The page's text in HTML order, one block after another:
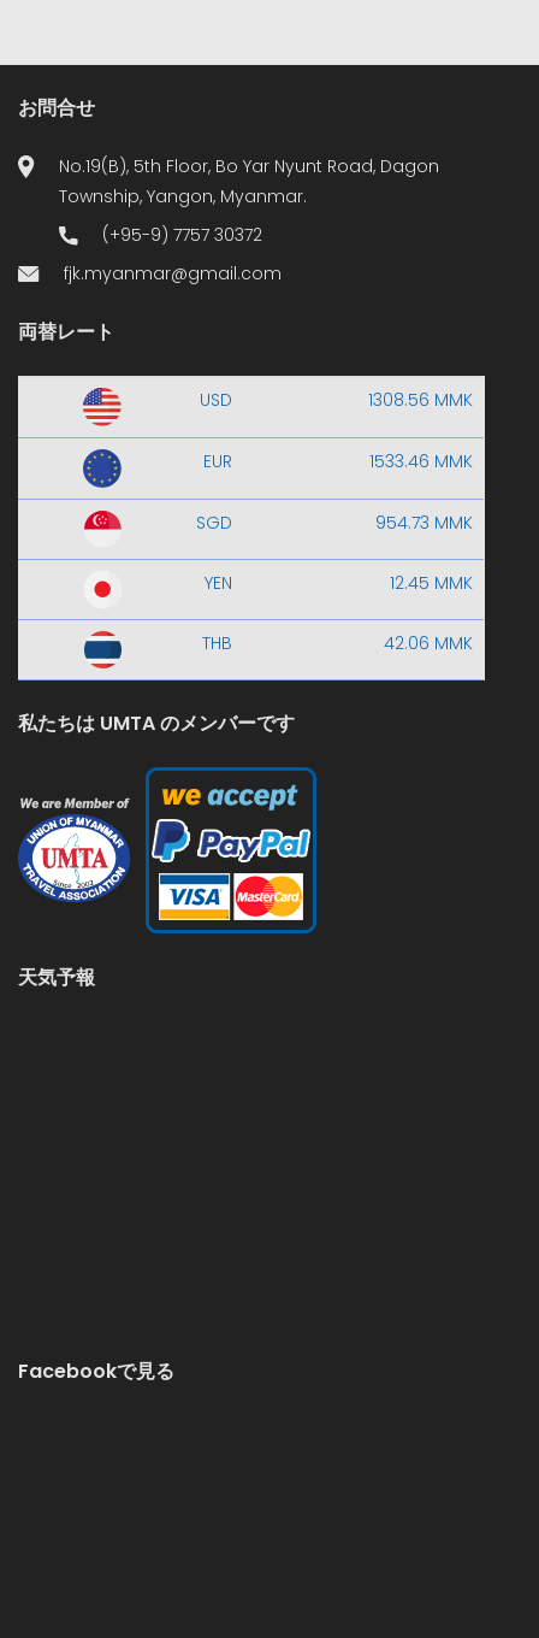
お問合せ
No.19(B), 5th Floor, Bo Yar Nyunt Road, Dagon
Township, Yangon, Myanmar.
(+95-9) 7757 30372
fjk.myanmar@gmail.com
両替レート
USD 1308.56 MMK
EUR 1533.46 MMK
SGD 954.73 MMK
YEN 12.45 MMK
THB 42.06 MMK
私たちは UMTA のメンバーです
天気予報
Facebookで見る